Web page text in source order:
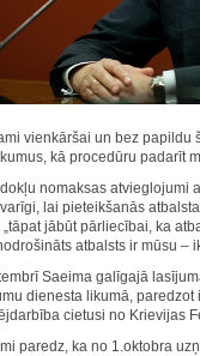
vienkāršai un bez papildu
kā procedūru padarīt
nomaksas atvieglojumi
lai pieteikšanās
„tāpat jābūt pārliecībai, ka
atbalsts ir mūsu –
Saeima galīgajā
dienesta likumā,
cietusi no Krievijas
paredz, ka no 1.oktobra